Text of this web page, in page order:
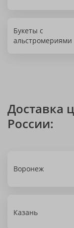
Букеты с
альстромериями
Доставка
России:
Воронеж
Казань